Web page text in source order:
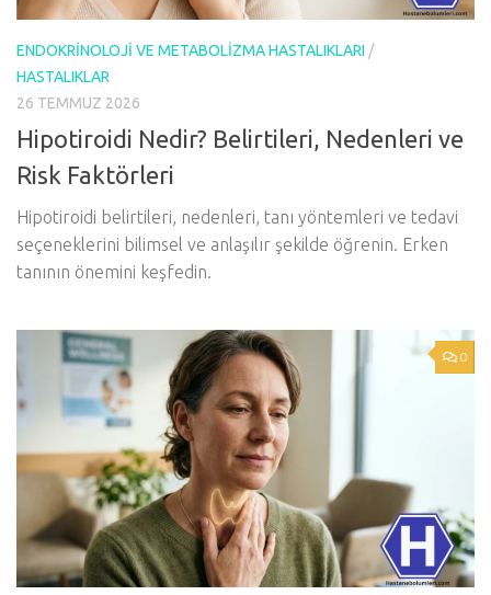
ENDOKRINOLOJI VE METABOLIZMA HASTALIKLARI /
HASTALIKLAR
26 TEMMUZ 2026
Hipotiroidi Nedir? Belirtileri, Nedenleri ve
Risk Faktörleri
Hipotiroidi belirtileri, nedenleri, tanı yöntemleri ve tedavi
seçeneklerini bilimsel ve anlaşılır şekilde öğrenin. Erken
tanının önemini keşfedin.
0